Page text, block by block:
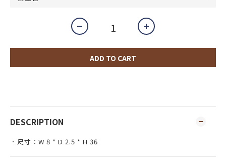
ADD TO CART
DESCRIPTION
．尺寸：W 8 * D 2.5 * H 36